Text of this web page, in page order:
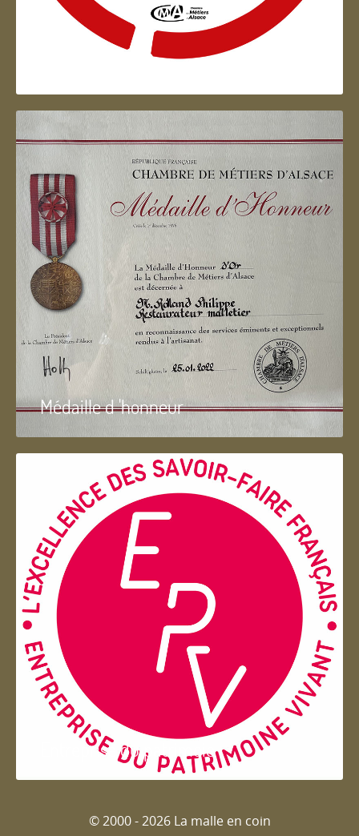
Artisan d'Alsace
Médaille d 'honneur
Entreprise du patrimoie
© 2000 - 2026 La malle en coin